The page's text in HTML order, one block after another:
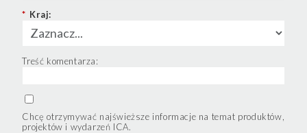
* Kraj:
Treść komentarza:
Chcę otrzymywać najświeższe informacje na temat produktów,
projektów i wydarzeń ICA.